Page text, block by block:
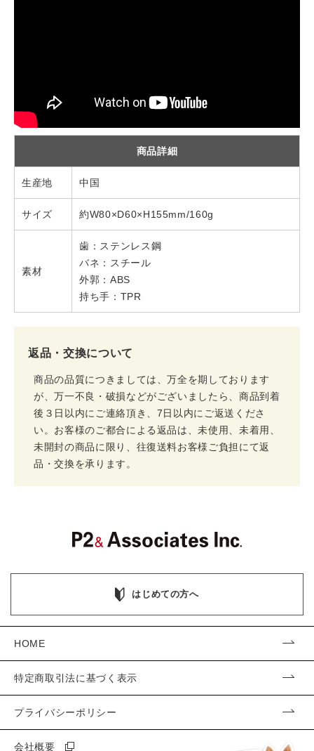
商品詳細
生産地 中国
サイズ 約W80×D60×H155mm/160g
素材
歯：ステンレス鋼
バネ：スチール
外郭：ABS
持ち手：TPR
返品・交換について
商品の品質につきましては、万全を期しております
が、万一不良・破損などがございましたら、商品到着
後３日以内にご連絡頂き、7日以内にご返送くださ
い。お客様のご都合による返品は、未使用、未着用、
未開封の商品に限り、往復送料お客様ご負担にて返
品・交換を承ります。
はじめての方へ
HOME
特定商取引法に基づく表示
プライバシーポリシー
会社概要